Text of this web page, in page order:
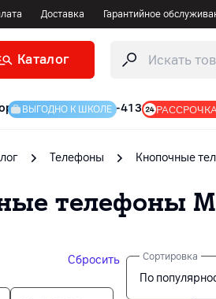
Доставка Гарантийное
Каталог
ВЫГОДНО К ШКОЛЕ
Телефоны Кнопочные
телефоны
Сбросить
Сортировка
По